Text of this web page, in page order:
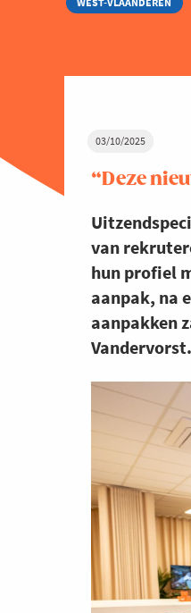
WEST-VLAANDEREN
03/10/2025
“Deze
van
hun profiel
aanpak, na
aanpakken
Vandervorst.